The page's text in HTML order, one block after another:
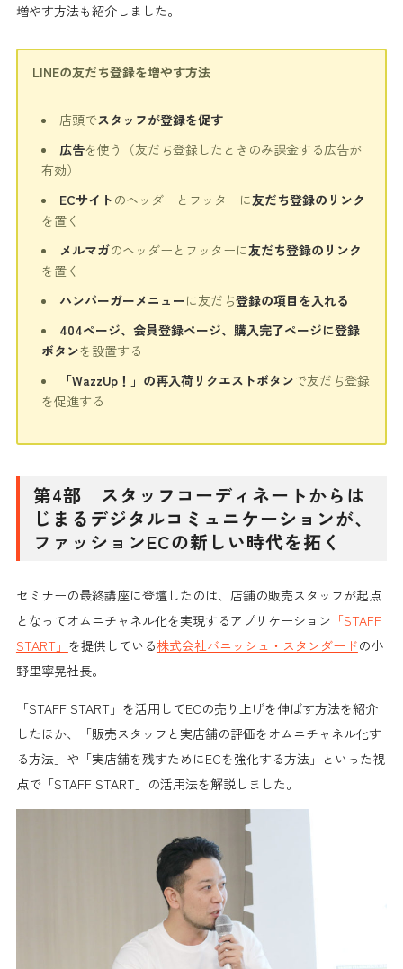
増やす方法も紹介しました。
LINEの友だち登録を増やす方法
店頭でスタッフが登録を促す
広告を使う（友だち登録したときのみ課金する広告が
有効）
ECサイト のヘッダーとフッターに友だち登録のリンク
を置く
メルマガのヘッダーとフッターに友だち登録のリンク
を置く
ハンバーガーメニューに友だち登録の項目を入れる
404ページ、会員登録ページ、購入完了ページに登録
ボタンを設置する
「WazzUp！」の再入荷リクエストボタンで友だち登録
を促進する
第4部 スタッフコーディネートからは
じまるデジタルコミュニケーションが、
ファッションECの新しい時代を拓く
セミナーの最終講座に登壇したのは、店舗の販売スタッフが起点
となって オムニチャネル化を実現するアプリケーション 「STAFF
START」 を提供している株式会社バニッシュ・スタンダードの小
野里寧晃社長。
「STAFF START」を活用してECの売り上げを伸ばす方法を紹介
したほか、「販売スタッフと実店舗の評価をオムニチャネル化す
る方法」や「実店舗を残すためにECを強化する方法」といった視
点で「STAFF START」の活用法を解説しました。